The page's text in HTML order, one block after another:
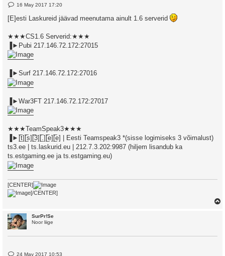
P
s
t
16 May 2017 17:20
[E]esti Laskureid jäävad meenutama ainult 1.6 serverid
★★★CS1.6 Serverid:★★★
▐►Pubi 217.146.72.172:27015
▐►Surf 217.146.72.172:27016
▐►War3FT 217.146.72.172:27017
★★★TeamSpeak3★★★
▐►[̲̅t][̲̅s][̲̅3][̲̅.][̲̅e][̲̅e] | Eesti Teamspeak3 *(sisse logimiseks 3 võimalust)
ts3.ee | ts.laskurid.eu | 212.7.3.202:9987 (hiljem lisandub ka
ts.estgaming.ee ja ts.estgaming.eu)
[CENTER]
[/CENTER]
SurPr!Se
Noor liige
P24 May 2017 10:53